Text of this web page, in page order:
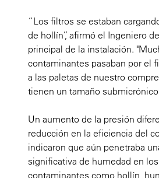
“Los filtros se estaban
de hollín”, afirmó el Ingeniero
principal de la instalación.
contaminantes pasaban por el
a las paletas de nuestro
tienen un tamaño
Un aumento de la presión
reducción en la eficiencia del
indicaron que aún penetraba
significativa de humedad en
contaminantes como hollín,